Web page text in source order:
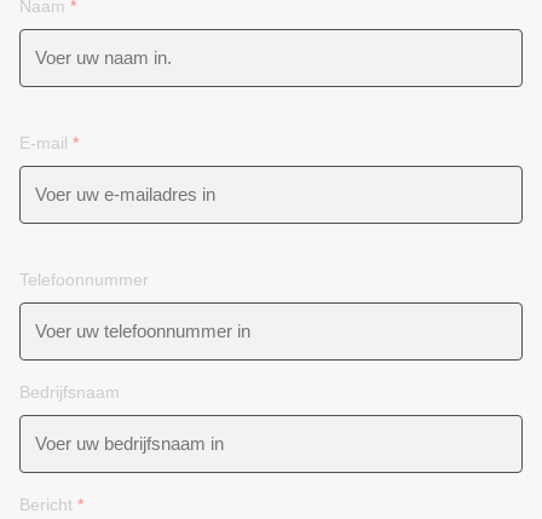
Naam *
E-mail *
Telefoonnummer
Bedrijfsnaam
Bericht *